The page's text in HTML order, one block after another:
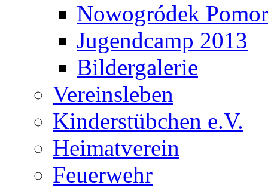
Nowogródek
Jugendcamp 2013
Bildergalerie
Vereinsleben
Kinderstübchen e.V.
Heimatverein
Feuerwehr